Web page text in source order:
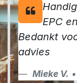
EPC
Bedankt
advies
Mieke V.